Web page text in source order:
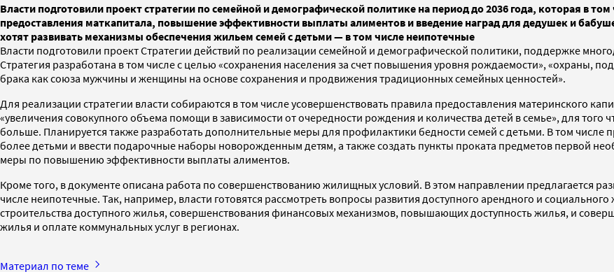
Власти подготовили проект стратегии по семейной и демографической политике на период до 2036 года, которая в
предоставления маткапитала, повышение эффективности выплаты алиментов и введение наград для дедушек и
хотят развивать механизмы обеспечения жильем семей с детьми — в том числе неипотечные
Власти подготовили проект Стратегии действий по реализации семейной и демографической политики, поддержке
Стратегия разработана в том числе с целью «сохранения населения за счет повышения уровня рождаемости», «охраны,
брака как союза мужчины и женщины на основе сохранения и продвижения традиционных семейных ценностей».
Для реализации стратегии власти собираются в том числе усовершенствовать правила предоставления материнского
«увеличения совокупного объема помощи в зависимости от очередности рождения и количества детей в семье», для того
больше. Планируется также разработать дополнительные меры для профилактики бедности семей с детьми. В том числе
более детьми и ввести подарочные наборы новорожденным детям, а также создать пункты проката предметов первой
меры по повышению эффективности выплаты алиментов.
Кроме того, в документе описана работа по совершенствованию жилищных условий. В этом направлении предлагается
числе неипотечные. Так, например, власти готовятся рассмотреть вопросы развития доступного арендного и
строительства доступного жилья, совершенствования финансовых механизмов, повышающих доступность жилья, и
жилья и оплате коммунальных услуг в регионах.
Материал по теме